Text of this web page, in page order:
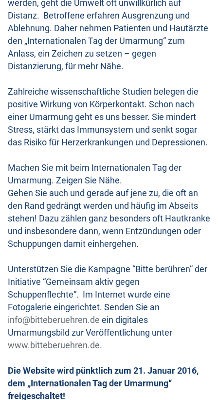
werden, geht die Umwelt oft unwillkürlich auf
Distanz. Betroffene erfahren Ausgrenzung und
Ablehnung. Daher nehmen Patienten und Hautärzte
den „Internationalen Tag der Umarmung“ zum
Anlass, ein Zeichen zu setzen – gegen
Distanzierung, für mehr Nähe.
Zahlreiche wissenschaftliche Studien belegen die
positive Wirkung von Körperkontakt. Schon nach
einer Umarmung geht es uns besser. Sie mindert
Stress, stärkt das Immunsystem und senkt sogar
das Risiko für Herzerkrankungen und Depressionen.
Machen Sie mit beim Internationalen Tag der
Umarmung. Zeigen Sie Nähe.
Gehen Sie auch und gerade auf jene zu, die oft an
den Rand gedrängt werden und häufig im Abseits
stehen! Dazu zählen ganz besonders oft Hautkranke
und insbesondere dann, wenn Entzündungen oder
Schuppungen damit einhergehen.
Unterstützen Sie die Kampagne “Bitte berühren” der
Initiative “Gemeinsam aktiv gegen
Schuppenflechte“. Im Internet wurde eine
Fotogalerie eingerichtet. Senden Sie an
info@bitteberuehren.de ein digitales
Umarmungsbild zur Veröffentlichung unter
www.bitteberuehren.de.
Die Website wird pünktlich zum 21. Januar 2016,
dem „Internationalen Tag der Umarmung“
freigeschaltet!